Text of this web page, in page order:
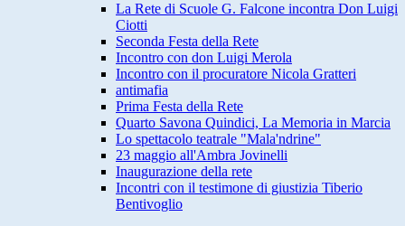
La Rete di Scuole G. Falcone incontra Don Luigi
Ciotti
Seconda Festa della Rete
Incontro con don Luigi Merola
Incontro con il procuratore Nicola Gratteri
antimafia
Prima Festa della Rete
Quarto Savona Quindici, La Memoria in Marcia
Lo spettacolo teatrale "Mala'ndrine"
23 maggio all'Ambra Jovinelli
Inaugurazione della rete
Incontri con il testimone di giustizia Tiberio
Bentivoglio